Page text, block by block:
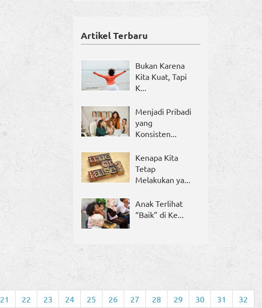
Artikel Terbaru
Bukan Karena
Kita Kuat, Tapi
K...
Menjadi Pribadi
yang
Konsisten...
Kenapa Kita
Tetap
Melakukan ya...
Anak Terlihat
“Baik” di Ke...
21 22 23 24 25 26 27 28 29 30 31
32